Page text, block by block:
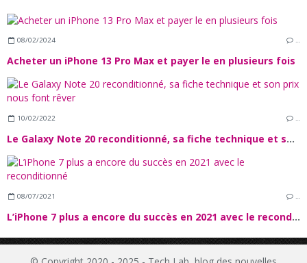
08/02/2024 …
Acheter un iPhone 13 Pro Max et payer le en plusieurs fois
10/02/2022 …
Le Galaxy Note 20 reconditionné, sa fiche technique et son prix nous font rêver
08/07/2021
L’iPhone 7 plus a encore du succès en 2021 avec le reconditionné